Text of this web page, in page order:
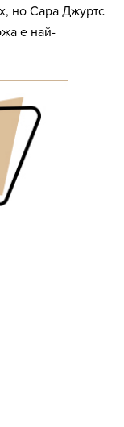
но Сара Джуртс
е най-